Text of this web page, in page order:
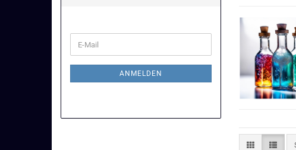
ZUR
E-
Mail
ANMELDEN